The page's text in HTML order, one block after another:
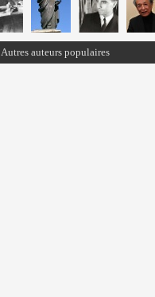
Autres auteurs populaires